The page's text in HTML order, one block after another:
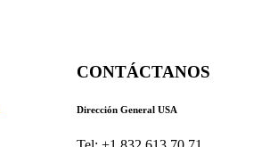
CONTÁCTANOS
Dirección General USA